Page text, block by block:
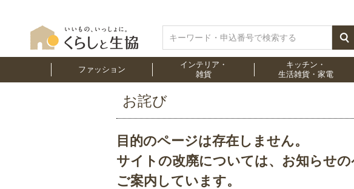
ファッション
インテリア・
雑貨
キッチン・
生活雑貨・家電
お詫び
目的のページは存在しません。
サイトの改廃については、お知らせ
ご案内しています。